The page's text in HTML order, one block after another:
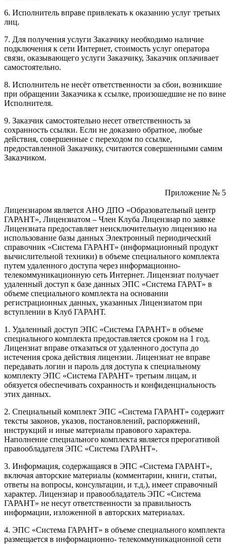
6. Исполнитель вправе привлекать к оказанию услуг третьих
лиц.
7. Для получения услуги Заказчику необходимо наличие
подключения к сети Интернет, стоимость услуг оператора
связи, оказывающего услуги Заказчику, Заказчик оплачивает
самостоятельно.
8. Исполнитель не несёт ответственности за сбои, возникшие
при обращении Заказчика к ссылке, произошедшие не по вине
Исполнителя.
9. Заказчик самостоятельно несет ответственность за
сохранность ссылки. Если не доказано обратное, любые
действия, совершенные с переходом по ссылке,
предоставленной Заказчику, считаются совершенными самим
Заказчиком.
Приложение № 5
Лицензиаром является АНО ДПО «Образовательный центр
ГАРАНТ», Лицензиатом – Член Клуба Лицензиар по заявке
Лицензиата предоставляет неисключительную лицензию на
использование базы данных Электронный периодический
справочник «Система ГАРАНТ» (информационный продукт
вычислительной техники) в объеме специального комплекта
путем удаленного доступа через информационно-
телекоммуникационную сеть Интернет. Лицензиат получает
удаленный доступ к базе данных ЭПС «Система ГАРАТ» в
объеме специального комплекта на основании
регистрационных данных, указанных Лицензиатом при
вступлении в Клуб ГАРАНТ.
1. Удаленный доступ ЭПС «Система ГАРАНТ» в объеме
специального комплекта предоставляется сроком на 1 год.
Лицензиат вправе отказаться от удаленного доступа до
истечения срока действия лицензии. Лицензиат не вправе
передавать логин и пароль для доступа к специальному
комплекту ЭПС «Система ГАРАНТ» третьим лицам, и
обязуется обеспечивать сохранность и конфиденциальность
этих данных.
2. Специальный комплект ЭПС «Система ГАРАНТ» содержит
тексты законов, указов, постановлений, распоряжений,
инструкций и иные материалы правового характера.
Наполнение специального комплекта является прерогативой
правообладателя ЭПС «Система ГАРАНТ».
3. Информация, содержащаяся в ЭПС «Система ГАРАНТ»,
включая авторские материалы (комментарии, книги, статьи,
ответы на вопросы, консультации, и т.д.), имеет справочный
характер. Лицензиар и правообладатель ЭПС «Система
ГАРАНТ» не несут ответственности за правильность
информации, изложенной в авторских материалах.
4. ЭПС «Система ГАРАНТ» в объеме специального комплекта
размещается в информационно- телекоммуникационной сети